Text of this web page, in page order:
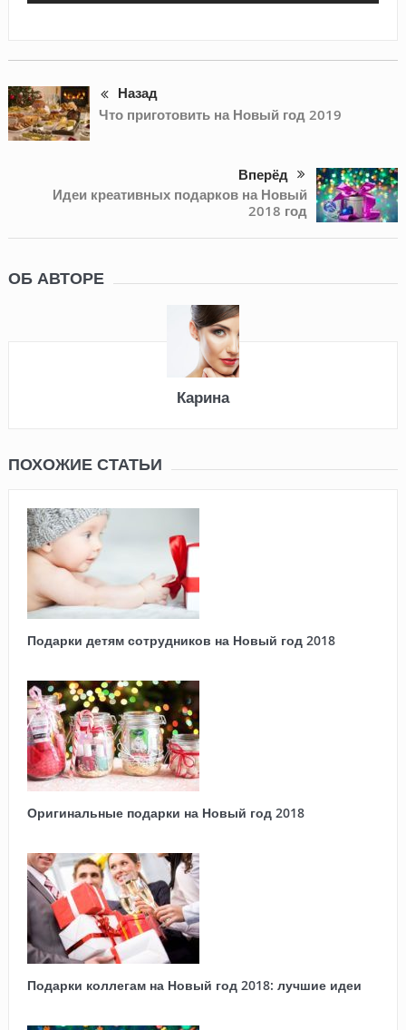
Назад
Что приготовить на Новый год 2019
Вперёд
Идеи креативных подарков на Новый
2018 год
ОБ АВТОРЕ
Карина
ПОХОЖИЕ СТАТЬИ
Подарки детям сотрудников на Новый год 2018
Оригинальные подарки на Новый год 2018
Подарки коллегам на Новый год 2018: лучшие идеи